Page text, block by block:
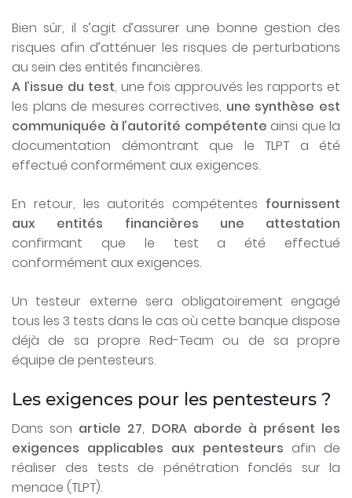
Bien sûr, il s’agit d’assurer une bonne gestion des
risques afin d’atténuer les risques de perturbations
au sein des entités financières.
A l’issue du test, une fois approuvés les rapports et
les plans de mesures correctives, une synthèse est
communiquée à l’autorité compétente ainsi que la
documentation démontrant que le TLPT a été
effectué conformément aux exigences.
En retour, les autorités compétentes fournissent
aux entités financières une attestation
confirmant que le test a été effectué
conformément aux exigences.
Un testeur externe sera obligatoirement engagé
tous les 3 tests dans le cas où cette banque dispose
déjà de sa propre Red-Team ou de sa propre
équipe de pentesteurs.
Les exigences pour les pentesteurs ?
Dans son article 27, DORA aborde à présent les
exigences applicables aux pentesteurs afin de
réaliser des tests de pénétration fondés sur la
menace (TLPT).